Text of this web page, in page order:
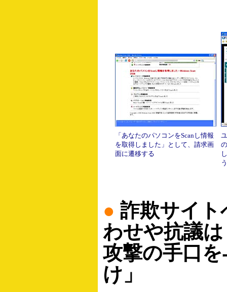
「あなたのパソコンをScanし情報
を取得しました」として、請求画
面に遷移する
● 詐欺サイト
わせや抗議
攻撃の手口
け」